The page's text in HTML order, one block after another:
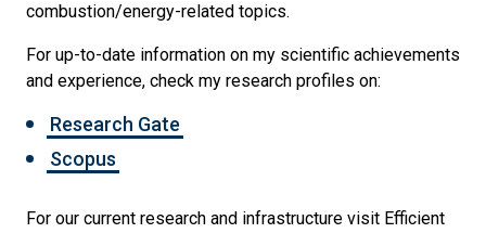
combustion/energy-related topics.
For up-to-date information on my scientific achievements
and experience, check my research profiles on:
Research Gate
Scopus
For our current research and infrastructure visit Efficient